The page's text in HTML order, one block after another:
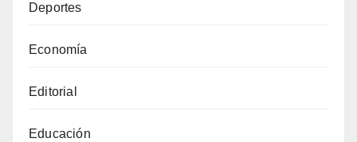
Deportes
Economía
Editorial
Educación